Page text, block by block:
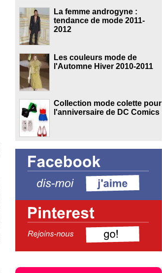
La femme androgyne :
tendance de mode 2011-
2012
Les couleurs mode de
l'Automne Hiver 2010-2011
Collection mode colette pour
l'anniversaire de DC Comics